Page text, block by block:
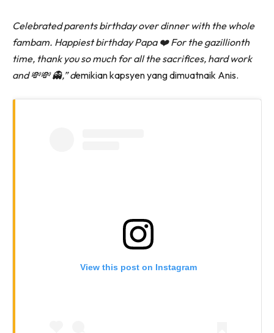
Celebrated parents birthday over dinner with the whole
fambam. Happiest birthday Papa ❤️ For the gazillionth
time, thank you so much for all the sacrifices, hard work
and 💸💸 👻,” demikian kapsyen yang dimuatnaik Anis.
View this post on Instagram